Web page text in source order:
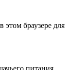
этом браузере для